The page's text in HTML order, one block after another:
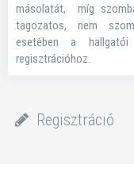
másolatát, míg
tagozatos, nem
esetében a
regisztrációhoz.
Regisztráció